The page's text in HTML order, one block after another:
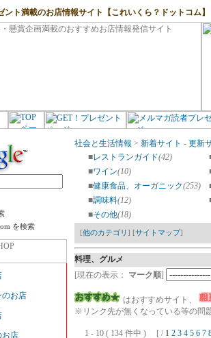
ト満載のお店情報サイト【これいくら？ドットコム】
を検索
社会と生活情報 > 新着サイト - 更新
■レストランガイド(42)
■ワイン(10)
■健康食品、オーガニック(253)
■調味料(12)
■その他(18)
[他のカテゴリ ] [サイトマップ]
料理、グルメ
[現在の表示：
マーク順]
はおすすめサイト、
※リンク先が無くなっている等の問
1 - 10 ( 134 件中 ) [ / 1 2 3 4 5 6 7